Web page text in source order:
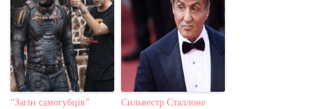
“Загін самогубців”
Сильвестр Сталлоне